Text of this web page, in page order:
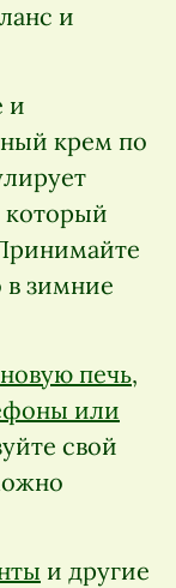
и
и
крем по
который
в зимние
печь,
или
свой
и другие